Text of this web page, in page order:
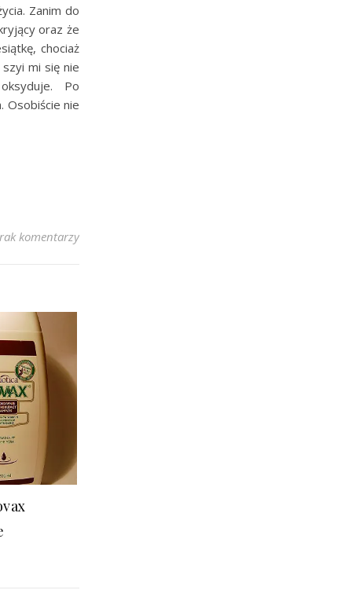
Zanim do
oraz że
chociaż
mi się nie
Po
Osobiście nie
komentarzy